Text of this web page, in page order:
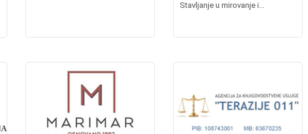
Stavljanje u mirovanje i...